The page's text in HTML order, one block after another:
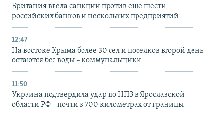
Британия ввела санкции против еще шести
российских банков и нескольких предприятий
12:47
На востоке Крыма более 30 сел и поселков второй день
остаются без воды – коммунальщики
11:50
Украина подтвердила удар по НПЗ в Ярославской
области РФ – почти в 700 километрах от границы